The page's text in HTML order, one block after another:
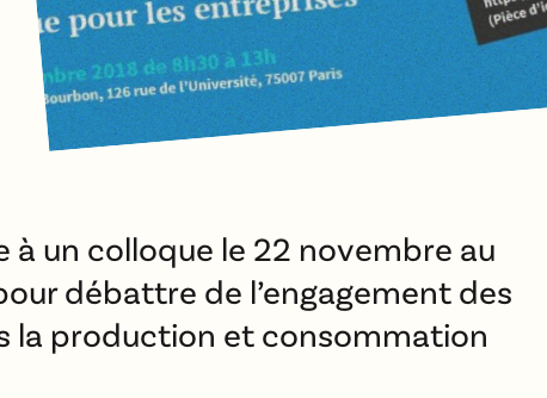
à un colloque le 22 novembre au
débattre de l’engagement des
la production et consommation